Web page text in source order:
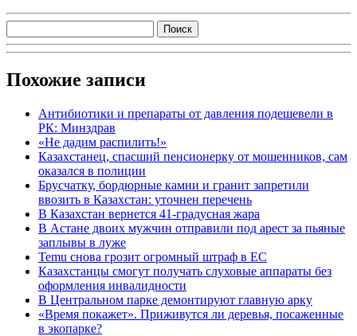
Похожие записи
Антибиотики и препараты от давления подешевели в
РК: Минздрав
«Не дадим распилить!»
Казахстанец, спасший пенсионерку от мошенников, сам
оказался в полиции
Брусчатку, бордюрные камни и гранит запретили
ввозить в Казахстан: уточнен перечень
В Казахстан вернется 41-градусная жара
В Астане двоих мужчин отправили под арест за пьяные
заплывы в луже
Temu снова грозит огромный штраф в ЕС
Казахстанцы смогут получать слуховые аппараты без
оформления инвалидности
В Центральном парке демонтируют главную арку
«Время покажет». Приживутся ли деревья, посаженные
в экопарке?